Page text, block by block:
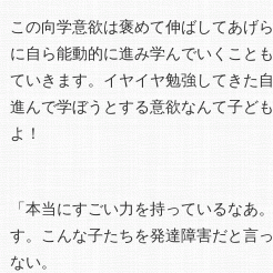
この向学意欲は褒めて伸ばしてあげ
に自ら能動的に進み学んでいくこと
ていきます。イヤイヤ勉強してきた
進んで学ぼうとする意欲なんて子ど
よ！
「本当にすごい力を持っているなあ
す。こんな子たちを発達障害だと言
ない。